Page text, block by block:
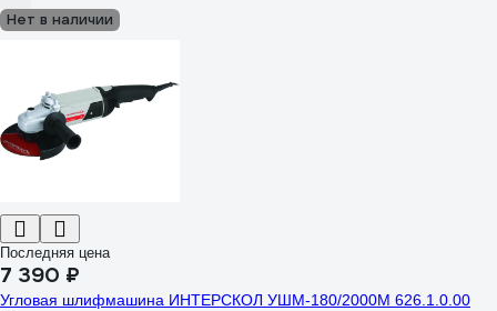
Нет в наличии
Последняя цена
7 390 ₽
Угловая шлифмашина ИНТЕРСКОЛ УШМ-180/2000М 626.1.0.00